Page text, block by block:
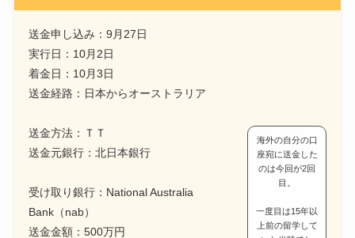
送金申し込み：9月27日
実行日：10月2日
着金日：10月3日
送金経路：日本からオーストラリア
送金方法：ＴＴ
送金元銀行：北日本銀行
受け取り銀行：National Australia
Bank（nab）
送金金額：500万円
海外の自分の口
座宛に送金した
のは今回が2回
目。
一度目は15年以
上前の留学して